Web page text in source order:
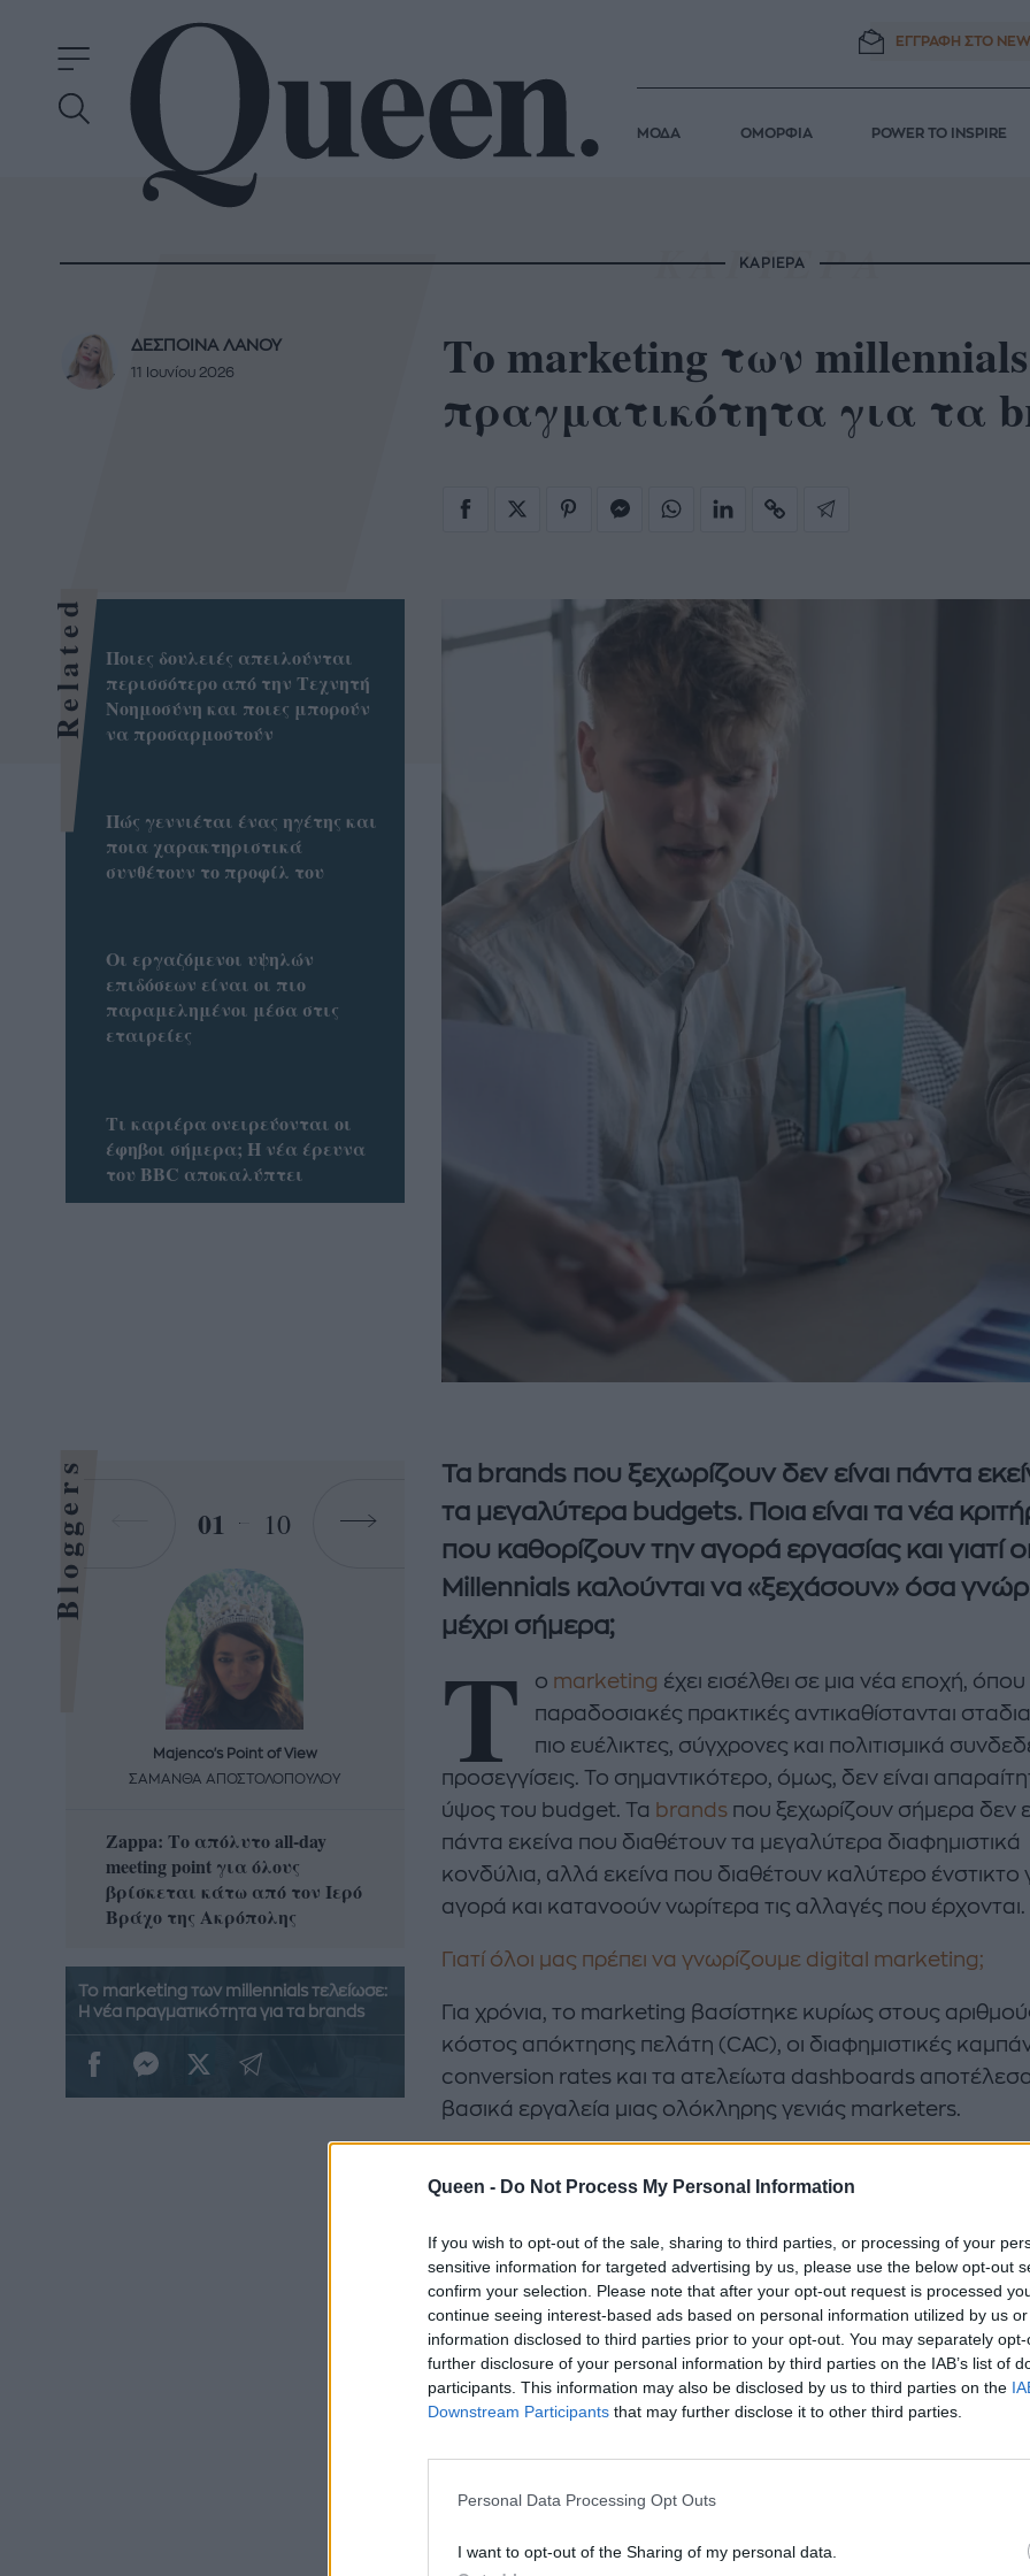
Queen - Do Not Process My Personal Information
If you wish to opt-out of the sale, sharing to third parties, or processing of your
sensitive information for targeted advertising by us, please use the below opt-out
confirm your selection. Please note that after your opt-out request is processed
continue seeing interest-based ads based on personal information utilized by us
information disclosed to third parties prior to your opt-out. You may separately
further disclosure of your personal information by third parties on the IAB’s list of
participants. This information may also be disclosed by us to third parties on the
Downstream Participants that may further disclose it to other third parties.
Personal Data Processing Opt Outs
I want to opt-out of the Sharing of my personal data.
ΕΓΓΡΑΦΗ ΣΤΟ
ΜΟΔΑ ΟΜΟΡΦΙΑ POWER TO INSPIRE
ΚΑΡΙΕΡΑ
Το marketing των
πραγματικότητα για τα
ΔΕΣΠΟΙΝΑ ΛΑΝΟΥ
11 Ιουνίου 2026
Τα brands που ξεχωρίζουν δεν είναι πάντα
τα μεγαλύτερα budgets. Ποια είναι τα νέα
που καθορίζουν την αγορά εργασίας και γιατί
Millennials καλούνται να «ξεχάσουν» όσα
μέχρι σήμερα;
Τ ο marketing έχει εισέλθει σε μια νέα εποχή, όπου
παραδοσιακές πρακτικές αντικαθίστανται
πιο ευέλικτες, σύγχρονες και πολιτισμικά
προσεγγίσεις. Το σημαντικότερο, όμως, δεν είναι
ύψος του budget. Τα brands που ξεχωρίζουν σήμερα δεν
πάντα εκείνα που διαθέτουν τα μεγαλύτερα διαφημιστικά
κονδύλια, αλλά εκείνα που διαθέτουν καλύτερο ένστικτο
αγορά και κατανοούν νωρίτερα τις αλλαγές που έρχονται.
Γιατί όλοι μας πρέπει να γνωρίζουμε digital marketing;
Για χρόνια, το marketing βασίστηκε κυρίως στους
κόστος απόκτησης πελάτη (CAC), οι διαφημιστικές
conversion rates και τα ατελείωτα dashboards
βασικά εργαλεία μιας ολόκληρης γενιάς marketers.
https://www.instagram.com/p/DZS_C3qEdF0/?
Σήμερα, όμως, φαίνεται πως κάτι αλλάζει.
Οι εταιρείες που καταφέρνουν να ξεχωρίσουν δεν είναι
απαραίτητα εκείνες που ξοδεύουν τα περισσότερα
Είναι εκείνες που αντιλαμβάνονται πρώτες μια νέα τάση, μια
μεταβολή στη συμπεριφορά των καταναλωτών ή μια
Σύμφωνα με τον marketer Austin Sutor, οι πιο
Related
Ποιες δουλειές απειλούνται
περισσότερο από την Τεχνητή
Νοημοσύνη και ποιες μπορούν
να προσαρμοστούν
Πώς γεννιέται ένας ηγέτης και
ποια χαρακτηριστικά
συνθέτουν το προφίλ του
Οι εργαζόμενοι υψηλών
επιδόσεων είναι οι πιο
παραμελημένοι μέσα στις
εταιρείες
Τι καριέρα ονειρεύονται οι
έφηβοι σήμερα; Η νέα έρευνα
του BBC αποκαλύπτει
Bloggers 01 10
Majenco's Point of View
ΣΑΜΑΝΘΑ ΑΠΟΣΤΟΛΟΠΟΥΛΟΥ
Zappa: Το απόλυτο all-day
meeting point για όλους
βρίσκεται κάτω από τον Ιερό
Βράχο της Ακρόπολης
Majenco's Point of View
ΣΑΜΑΝΘΑ ΑΠΟΣΤΟΛΟΠΟΥΛΟΥ
Η απόλυτη καλοκαιρινή
δροσερή σαλάτα με
καρπούζι, φέτα και φράουλες
που θα λατρέψετε
A STORY BY KORI
ΔΑΦΝΗ ΚΑΡΑΒΟΚΥΡΗ
Nτίνα Νικολάου: «Όταν
έπαθα την πρώτη κρίση
πανικού νόμιζα πως θα
πεθάνω»
Το marketing των millennials τελείωσε:
Η νέα πραγματικότητα για τα brands